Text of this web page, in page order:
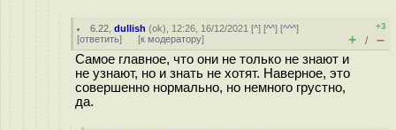
6.22 ,dullish (ok), 12:26, 16/12/2021 [^] [^^] [^^^]
[ответить] [к модератору]
+3
+ / –
Самое главное, что они не только не знают и
не узнают, но и знать не хотят. Наверное, это
совершенно нормально, но немного грустно,
да.